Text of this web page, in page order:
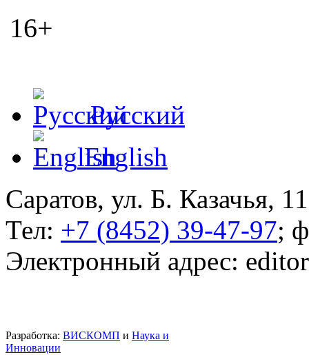
16+
Русский
English
Саратов, ул. Б. Казачья,
Тел: +7 (8452) 39-47-97;
Электронный адрес:
Разработка: ВИСКОМП и Наука и
Инновации